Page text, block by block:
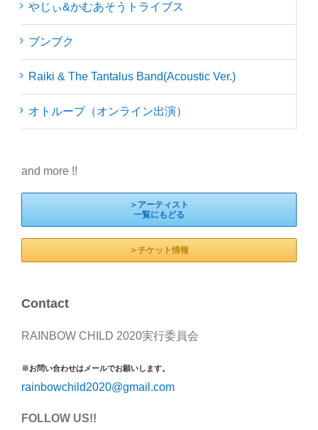
やじぃ&かむあそうトライブス
ブンブク
Raiki & The Tantalus Band(Acoustic Ver.)
オトループ（オンライン出演）
and more !!
＞アーティスト
一覧にもどる
＞チケット情報
Contact
RAINBOW CHILD 2020実行委員会
※お問い合わせはメールでお願いします。
rainbowchild2020@gmail.com
FOLLOW US!!